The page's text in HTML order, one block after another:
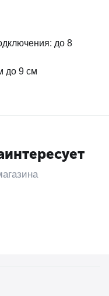
до 8
до 9 см